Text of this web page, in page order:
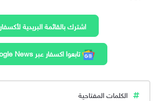
اشترك بالقائمة البريدية لأكسفار
تابعوا اكسفار عبر google News
الكلمات المفتاحية